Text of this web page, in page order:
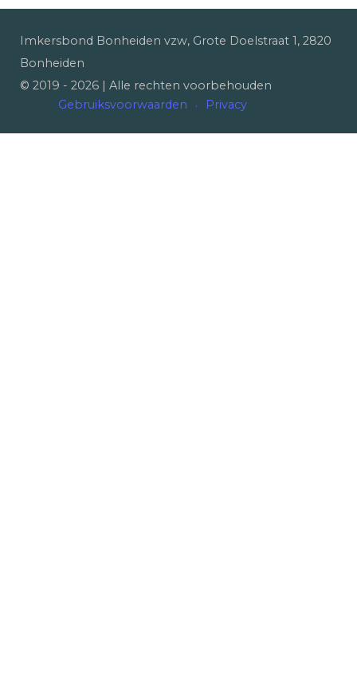
Imkersbond Bonheiden vzw, Grote Doelstraat 1, 2820
Bonheiden
© 2019 - 2026 | Alle rechten voorbehouden
Gebruiksvoorwaarden
Privacy